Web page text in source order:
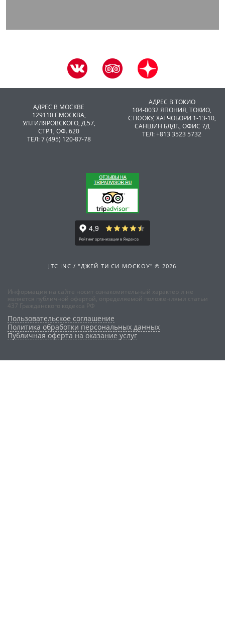
АДРЕС В МОСКВЕ
129110 Г.МОСКВА,
УЛ.ГИЛЯРОВСКОГО, Д.57,
СТР.1, ОФ. 620
ТЕЛ: 7 (495) 120-87-78
АДРЕС В ТОКИО
104-0032 ЯПОНИЯ, ТОКИО,
CТЮОКУ, ХАТЧОБОРИ 1-13-10,
САНШИН БЛДГ., ОФИС 7Д
ТЕЛ: +813 3523 5732
JTC INC / "ДЖЕЙ ТИ СИ МОСКОУ" © 2026
Информация на сайте носит ознакомительный характер и не
является публичной офертой, определяемой положениями статьи
437 Гражданского кодекса РФ
Пользовательское соглашение
Политика обработки персональных данных
Публичная оферта на оказание услуг